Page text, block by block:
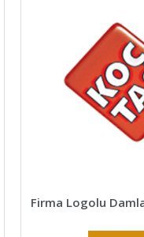
Firma Logolu